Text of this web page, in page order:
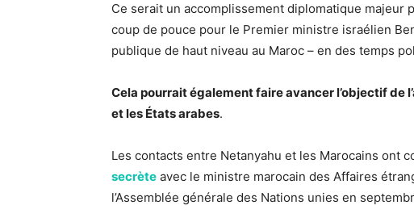
Ce serait un accomplissement diplomatique majeur
coup de pouce pour le Premier ministre israélien
publique de haut niveau au Maroc – en des temps
Cela pourrait également faire avancer l’objectif de
et les États arabes.
Les contacts entre Netanyahu et les Marocains ont
secrète avec le ministre marocain des Affaires
l’Assemblée générale des Nations unies en